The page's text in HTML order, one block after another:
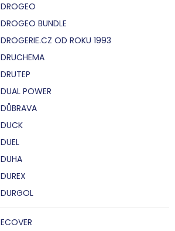
DROGEO
DROGEO BUNDLE
DROGERIE.CZ OD ROKU 1993
DRUCHEMA
DRUTEP
DUAL POWER
DŮBRAVA
DUCK
DUEL
DUHA
DUREX
DURGOL
ECOVER